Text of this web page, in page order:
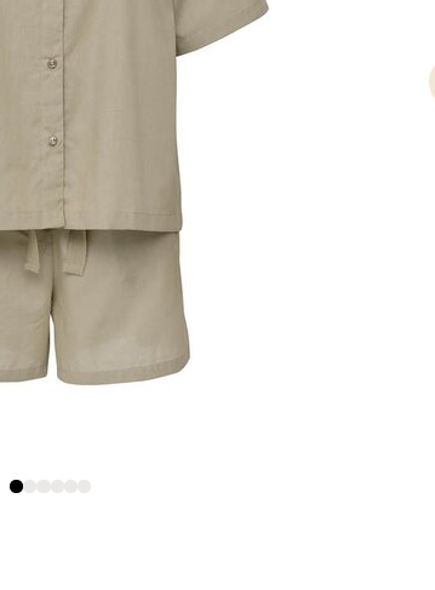
Gartnerveien 16, 4016 Stavanger
Åpent i dag 10-20
0 i butikk
Stavanger og Sandnes - Kvadrat
Gamle Stokkavei 1, 4313 Sandnes